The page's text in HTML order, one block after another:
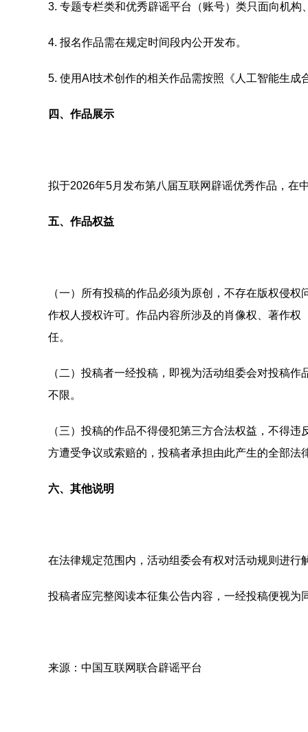
3. 专题专栏类和优秀辟谣平台（账号）类只面向机构
4. 报名作品需在规定时间段内公开发布。
5. 使用AI技术创作的相关作品需按照《人工智能生成
四、作品展示
拟于2026年5月发布第八届互联网辟谣优秀作品，在
五、作品权益
（一）所有投稿的作品必须为原创，不存在版权侵
作权人授权许可。作品内容所涉及的肖像权、著作
任。
（二）投稿者一经投稿，即视为活动组委会对投稿
不限。
（三）投稿的作品不得侵犯第三方合法权益，不得
方遭受争议或索赔的，投稿者承担由此产生的全部法
六、其他说明
在法律规定范围内，活动组委会有权对活动规则进行
投稿者应完整阅读本征集公告内容，一经投稿便视为
来源：中国互联网联合辟谣平台